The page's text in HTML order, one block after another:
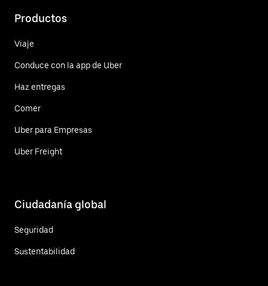
Productos
Viaje
Conduce con la app de Uber
Haz entregas
Comer
Uber para Empresas
Uber Freight
Ciudadanía global
Seguridad
Sustentabilidad